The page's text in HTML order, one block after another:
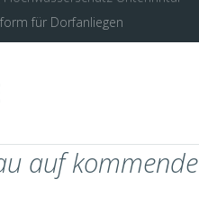
Unterinntal
auf